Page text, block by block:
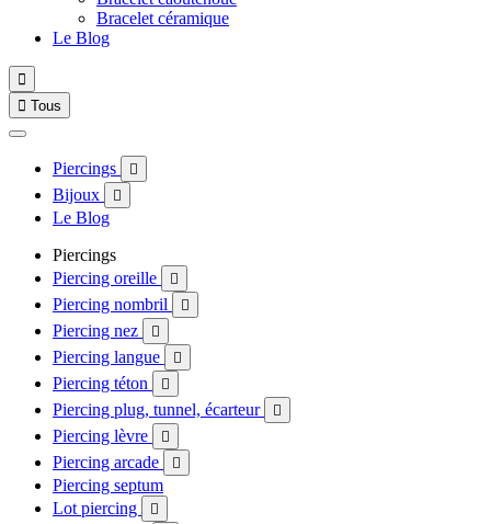
Bracelet céramique
Le Blog

 Tous
Piercings 
Bijoux 
Le Blog
Piercings
Piercing oreille

Piercing nombril 
Piercing nez 
Piercing langue 
Piercing téton 
Piercing plug, tunnel, écarteur 
Piercing lèvre 
Piercing arcade 
Piercing septum
Lot piercing
